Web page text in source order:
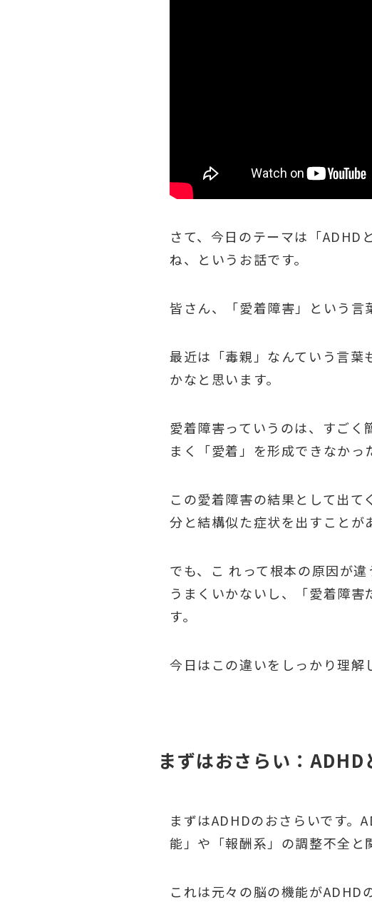
さて、今日のテーマは「ADHD
ね、というお話です。
皆さん、「愛着障害」という言
最近は「毒親」なんていう言葉
かなと思います。
愛着障害っていうのは、すごく
まく「愛着」を形成できなかっ
この愛着障害の結果として出
分と結構似た症状を出すことが
でも、こ れって根本の原因が
うまくいかないし、「愛着障
す。
今日はこの違いをしっかり理解
まずはおさらい：ADHD
まずはADHDのおさらいです。
能」や「報酬系」の調整不全と
これは元々の脳の機能がADHD